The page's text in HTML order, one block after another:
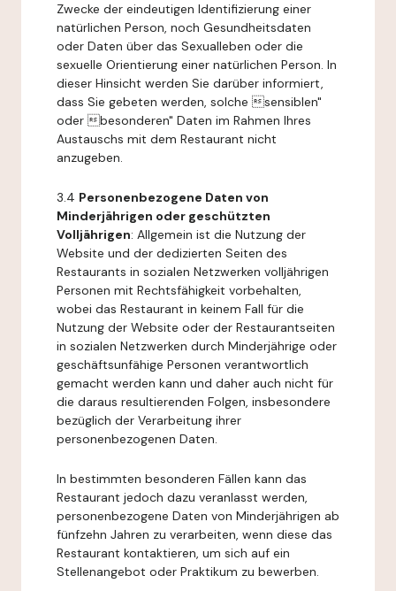
Zwecke der eindeutigen Identifizierung einer
natürlichen Person, noch Gesundheitsdaten
oder Daten über das Sexualleben oder die
sexuelle Orientierung einer natürlichen Person. In
dieser Hinsicht werden Sie darüber informiert,
dass Sie gebeten werden, solche sensiblen"
oder besonderen" Daten im Rahmen Ihres
Austauschs mit dem Restaurant nicht
anzugeben.
3.4 Personenbezogene Daten von
Minderjährigen oder geschützten
Volljährigen: Allgemein ist die Nutzung der
Website und der dedizierten Seiten des
Restaurants in sozialen Netzwerken volljährigen
Personen mit Rechtsfähigkeit vorbehalten,
wobei das Restaurant in keinem Fall für die
Nutzung der Website oder der Restaurantseiten
in sozialen Netzwerken durch Minderjährige oder
geschäftsunfähige Personen verantwortlich
gemacht werden kann und daher auch nicht für
die daraus resultierenden Folgen, insbesondere
bezüglich der Verarbeitung ihrer
personenbezogenen Daten.
In bestimmten besonderen Fällen kann das
Restaurant jedoch dazu veranlasst werden,
personenbezogene Daten von Minderjährigen ab
fünfzehn Jahren zu verarbeiten, wenn diese das
Restaurant kontaktieren, um sich auf ein
Stellenangebot oder Praktikum zu bewerben.